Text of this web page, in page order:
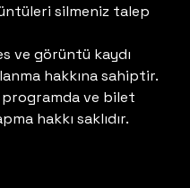
silmeniz talep
ve görüntü kaydı
hakkına sahiptir.
ve bilet
hakkı saklıdır.